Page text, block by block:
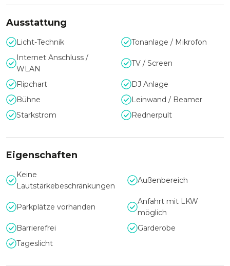
Ausstattung
Licht-Technik
Tonanlage / Mikrofon
Internet Anschluss /
WLAN
TV / Screen
Flipchart
DJ Anlage
Bühne
Leinwand / Beamer
Starkstrom
Rednerpult
Eigenschaften
Keine
Lautstärkebeschränkungen
Außenbereich
Parkplätze vorhanden
Anfahrt mit LKW
möglich
Barrierefrei
Garderobe
Tageslicht